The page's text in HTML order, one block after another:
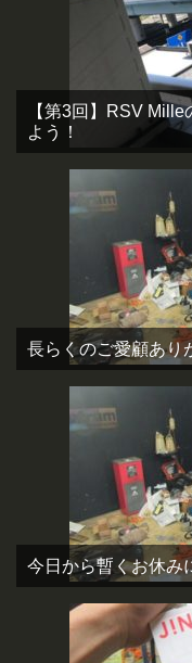
【第3回】RSV
よう！
長らくのご愛顧あり
今日から暫くお休み